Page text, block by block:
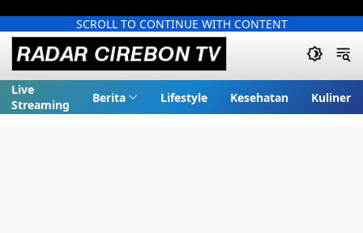
SCROLL TO CONTINUE WITH CONTENT
Live
Streaming
Berita Lifestyle Kesehatan Kuliner